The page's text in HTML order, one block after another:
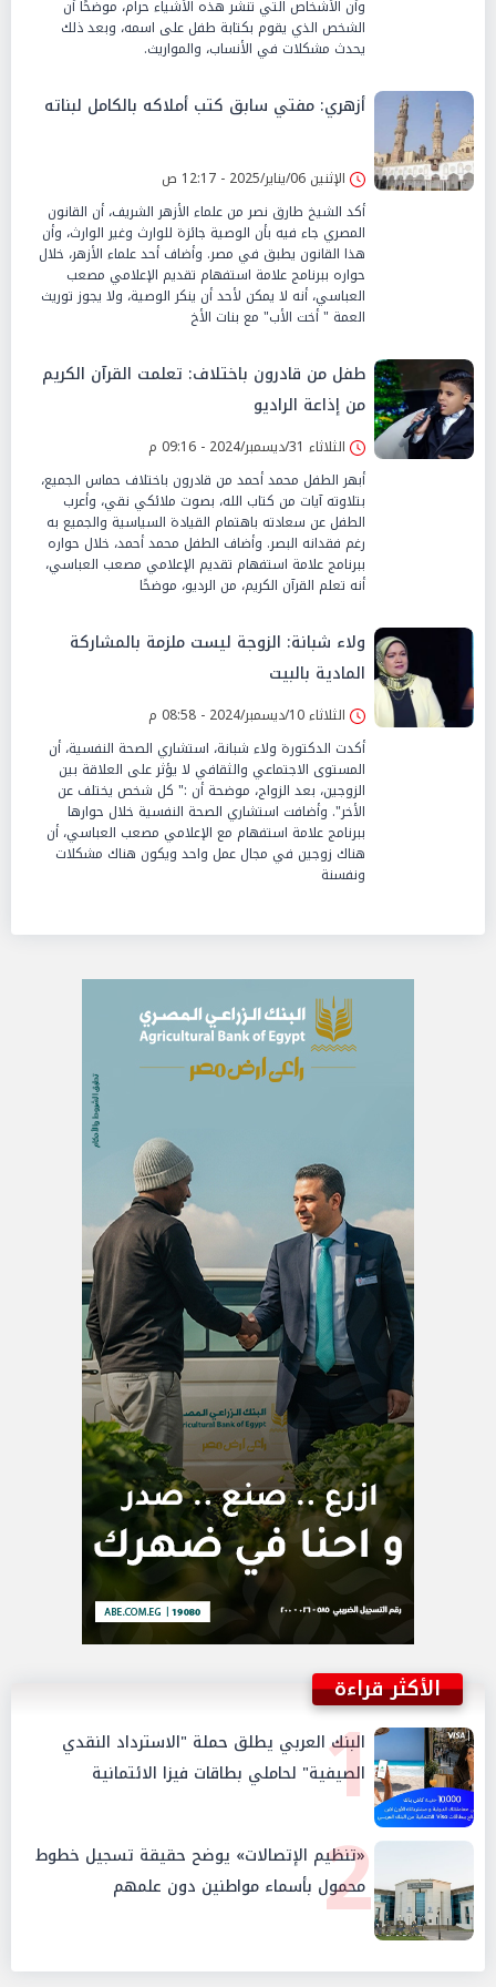
وأن الأشخاص التي تنشر هذه الأشياء حرام، موضحًا أن
الشخص الذي يقوم بكتابة طفل على اسمه، وبعد ذلك
يحدث مشكلات في الأنساب، والمواريث.
أزهري: مفتي سابق كتب أملاكه بالكامل لبناته
الإثنين 06/يناير/2025 - 12:17 ص
أكد الشيخ طارق نصر من علماء الأزهر الشريف، أن القانون
المصري جاء فيه بأن الوصية جائزة للوارث وغير الوارث، وأن
هذا القانون يطبق في مصر. وأضاف أحد علماء الأزهر، خلال
حواره ببرنامج علامة استفهام تقديم الإعلامي مصعب
العباسي، أنه لا يمكن لأحد أن ينكر الوصية، ولا يجوز توريث
العمة " أخت الأب" مع بنات الأخ
طفل من قادرون باختلاف: تعلمت القرآن الكريم
من إذاعة الراديو
الثلاثاء 31/ديسمبر/2024 - 09:16 م
أبهر الطفل محمد أحمد من قادرون باختلاف حماس الجميع،
بتلاوته آيات من كتاب الله، بصوت ملائكي نقي، وأعرب
الطفل عن سعادته باهتمام القيادة السياسية والجميع به
رغم فقدانه البصر. وأضاف الطفل محمد أحمد، خلال حواره
ببرنامج علامة استفهام تقديم الإعلامي مصعب العباسي،
أنه تعلم القرآن الكريم، من الرديو، موضحًا
ولاء شبانة: الزوجة ليست ملزمة بالمشاركة
المادية بالبيت
الثلاثاء 10/ديسمبر/2024 - 08:58 م
أكدت الدكتورة ولاء شبانة، استشاري الصحة النفسية، أن
المستوى الاجتماعي والثقافي لا يؤثر على العلاقة بين
الزوجين، بعد الزواج، موضحة أن :" كل شخص يختلف عن
الأخر". وأضافت استشاري الصحة النفسية خلال حوارها
ببرنامج علامة استفهام مع الإعلامي مصعب العباسي، أن
هناك زوجين في مجال عمل واحد ويكون هناك مشكلات
ونفسنة
الأكثر قراءة
1
البنك العربي يطلق حملة "الاسترداد النقدي
الصيفية" لحاملي بطاقات فيزا الائتمانية
2
«تنظيم الإتصالات» يوضح حقيقة تسجيل خطوط
محمول بأسماء مواطنين دون علمهم